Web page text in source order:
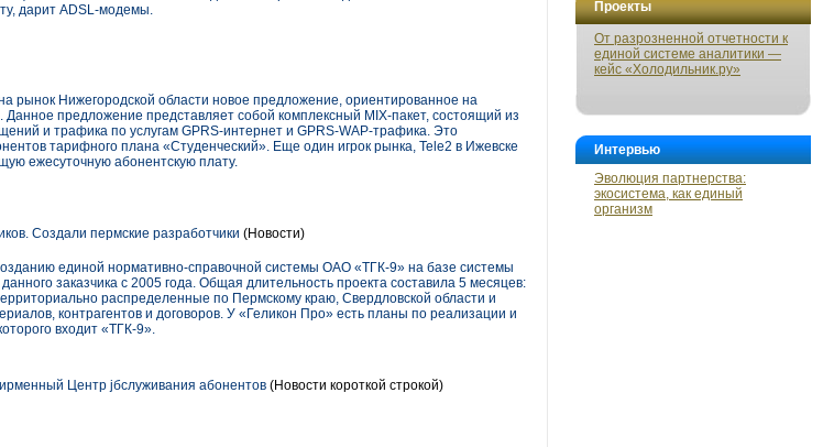
Проекты
От разрозненной отчетности к
единой системе аналитики —
кейс «Холодильник.ру»
Интервью
Эволюция партнерства:
экосистема, как единый
организм
дарит ADSL-модемы.
рынок Нижегородской области новое предложение, ориентированное на
предложение представляет собой комплексный MIX-пакет, состоящий из
и трафика по услугам GPRS-интернет и GPRS-WAP-трафика. Это
тарифного плана «Студенческий». Еще один игрок рынка, Tele2 в Ижевске
ежесуточную абонентскую плату.
Создали пермские разработчики (Новости)
единой нормативно-справочной системы ОАО «ТГК-9» на базе системы
заказчика с 2005 года. Общая длительность проекта составила 5 месяцев:
распределенные по Пермскому краю, Свердловской области и
контрагентов и договоров. У «Геликон Про» есть планы по реализации и
входит «ТГК-9».
Центр jбслуживания aбонентов (Новости короткой строкой)